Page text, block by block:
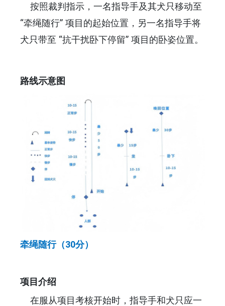
按照裁判指示，一名指导手及其犬只移动至
“牵绳随行” 项目的起始位置，另一名指导手将
犬只带至 “抗干扰卧下停留” 项目的卧姿位置。
路线示意图
牵绳随行（30分）
项目介绍
在服从项目考核开始时，指导手和犬只应一